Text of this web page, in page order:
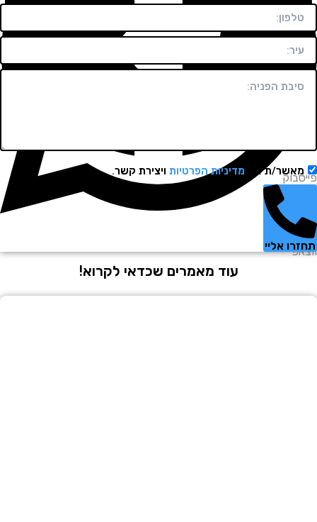
ת אתמדיניות הפרטיותויצירת קשר.
אליי
עוד מאמרים שכדאי לקרוא!